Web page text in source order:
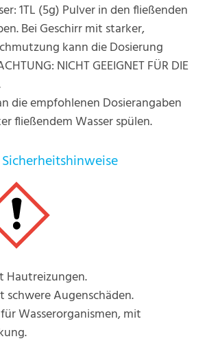
1TL (5g) Pulver in den fließenden
Bei Geschirr mit starker,
kann die Dosierung
NICHT GEEIGNET FÜR DIE
die empfohlenen Dosierangaben
fließendem Wasser spülen.
Hautreizungen.
schwere Augenschäden.
Wasserorganismen, mit